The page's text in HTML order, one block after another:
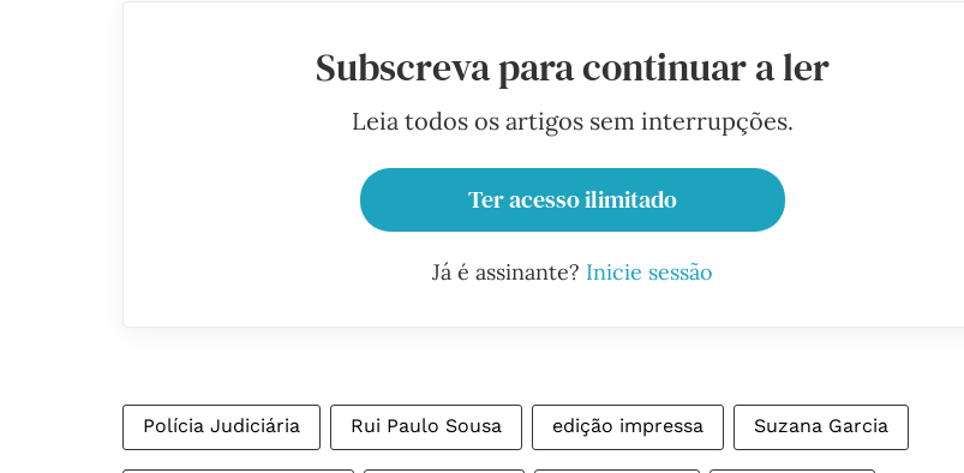
Subscreva para continuar a ler
Leia todos os artigos sem interrupções.
Ter acesso ilimitado
Já é assinante? Inicie sessão
Polícia Judiciária Rui Paulo Sousa edição impressa Suzana Garcia